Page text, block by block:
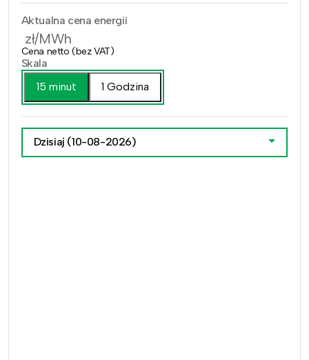
Aktualna cena energii
zł/MWh
Cena netto (bez VAT)
Skala
15 minut
1 Godzina
Dzisiaj (10-08-2026)